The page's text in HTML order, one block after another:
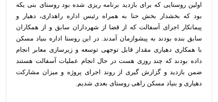
اولین روستایی که برای بازدید برنامه ریزی شده بود روستای بنی یکه
بود که بخشدار بخش حنا به همراه رئیس اداره راهداری، دهیار و
پیمانکار اجرای آسفالت که از قضا از شهرداران سابق و از همکاران
سابق بنده بودند به پیشوازمان آمدند. در این روستا اداره بنیاد مسکن
با همکاری دهیاری مقدار قابل توجهی توسعه و زیرسازی معابر انجام
داده بودند که چند روزی هست در حال انجام عملیات آسفالت هستند
ضمن بازدید و گزارش گیری از روند اجرای پروژه و میزان مشارکت
دهیاری و بنیاد مسکن راهی روستای بعدی شدیم.